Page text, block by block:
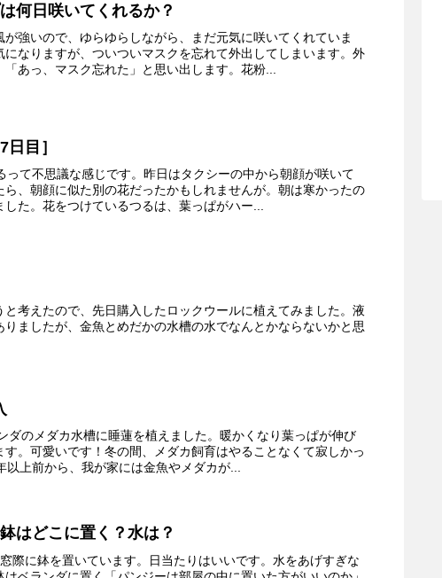
何日咲いてくれるか？
強いので、ゆらゆらしながら、まだ元気に咲いてくれていま
なりますが、ついついマスクを忘れて外出してしまいます。外
あっ、マスク忘れた」と思い出します。花粉...
目］
って不思議な感じです。昨日はタクシーの中から朝顔が咲いて
、朝顔に似た別の花だったかもしれませんが。朝は寒かったの
た。花をつけているつるは、葉っぱがハー...
考えたので、先日購入したロックウールに植えてみました。液
ましたが、金魚とめだかの水槽の水でなんとかならないかと思
ダのメダカ水槽に睡蓮を植えました。暖かくなり葉っぱが伸び
。可愛いです！冬の間、メダカ飼育はやることなくて寂しかっ
上前から、我が家には金魚やメダカが...
はどこに置く？水は？
際に鉢を置いています。日当たりはいいです。水をあげすぎな